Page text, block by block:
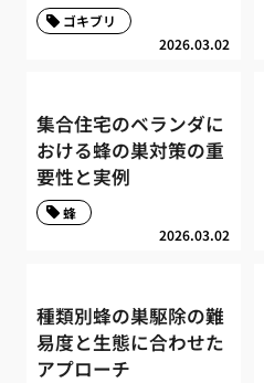
2026.03.02
ゴキブリ
集合住宅のベランダに
おける蜂の巣対策の重
要性と実例
2026.03.02
蜂
種類別蜂の巣駆除の難
易度と生態に合わせた
アプローチ